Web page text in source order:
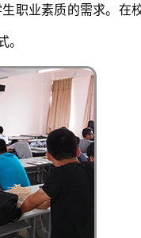
职业素质的需求。在
。